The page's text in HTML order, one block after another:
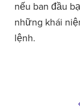
nếu ban đầu
những khái
lệnh.